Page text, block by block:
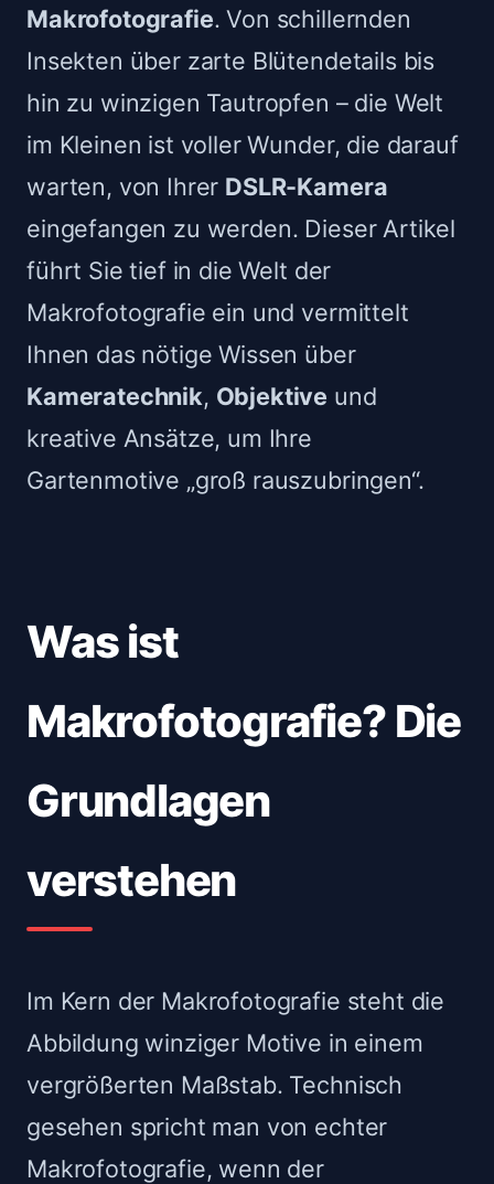
Makrofotografie. Von schillernden
Insekten über zarte Blütendetails bis
hin zu winzigen Tautropfen – die Welt
im Kleinen ist voller Wunder, die darauf
warten, von Ihrer DSLR-Kamera
eingefangen zu werden. Dieser Artikel
führt Sie tief in die Welt der
Makrofotografie ein und vermittelt
Ihnen das nötige Wissen über
Kameratechnik, Objektive und
kreative Ansätze, um Ihre
Gartenmotive „groß rauszubringen“.
Was ist
Makrofotografie? Die
Grundlagen
verstehen
Im Kern der Makrofotografie steht die
Abbildung winziger Motive in einem
vergrößerten Maßstab. Technisch
gesehen spricht man von echter
Makrofotografie, wenn der